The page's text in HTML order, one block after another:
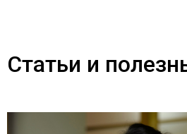
Статьи и